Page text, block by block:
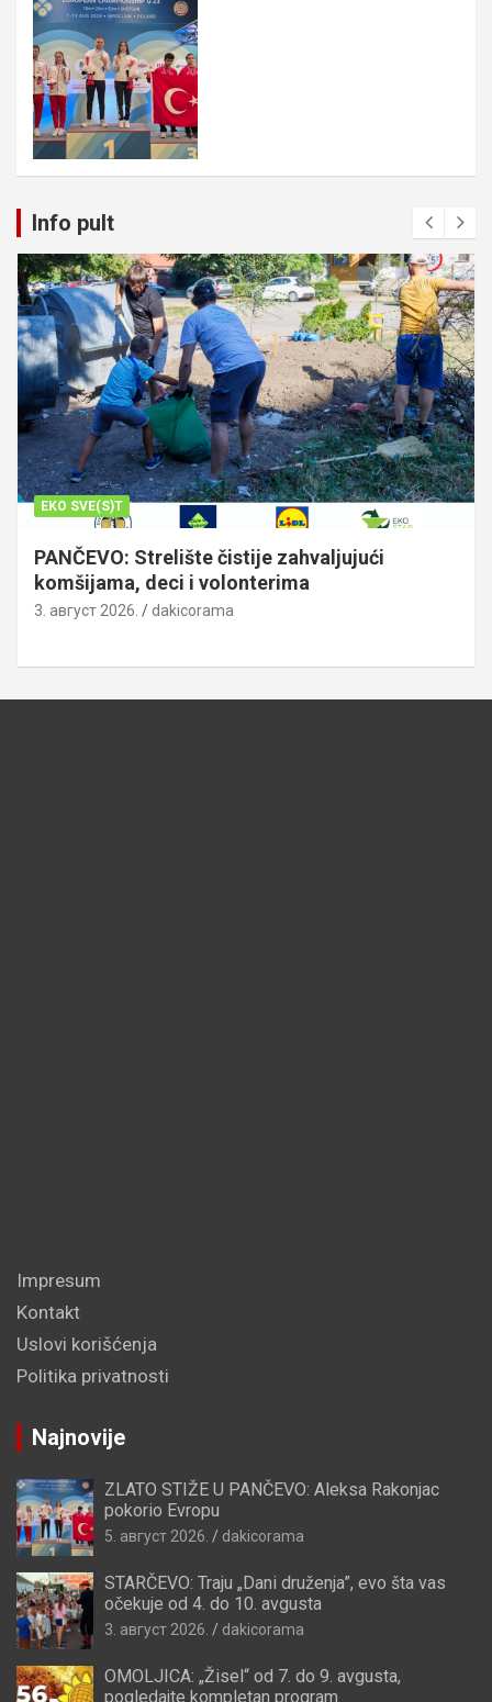
Info pult
EKO SVE(S)T
PANČEVO: Strelište čistije zahvaljujući
komšijama, deci i volonterima
3. август 2026. dakicorama
Impresum
Kontakt
Uslovi korišćenja
Politika privatnosti
Najnovije
ZLATO STIŽE U PANČEVO: Aleksa Rakonjac
pokorio Evropu
5. август 2026. dakicorama
STARČEVO: Traju „Dani druženja”, evo šta vas
očekuje od 4. do 10. avgusta
3. август 2026. dakicorama
OMOLJICA: „Žisel“ od 7. do 9. avgusta,
pogledajte kompletan program